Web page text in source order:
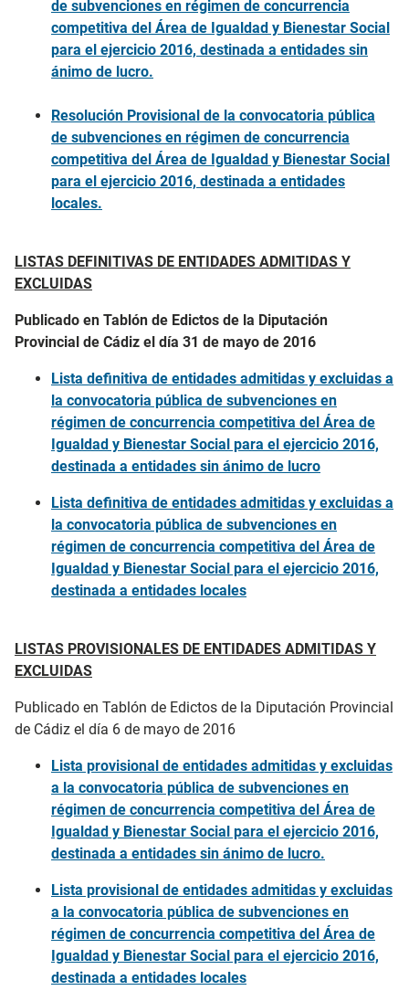
de subvenciones en régimen de concurrencia
competitiva del Área de Igualdad y Bienestar Social
para el ejercicio 2016, destinada a entidades sin
ánimo de lucro.
Resolución Provisional de la convocatoria pública
de subvenciones en régimen de concurrencia
competitiva del Área de Igualdad y Bienestar Social
para el ejercicio 2016, destinada a entidades
locales.
LISTAS DEFINITIVAS DE ENTIDADES ADMITIDAS Y
EXCLUIDAS
Publicado en Tablón de Edictos de la Diputación
Provincial de Cádiz el día 31 de mayo de 2016
Lista definitiva de entidades admitidas y excluidas a
la convocatoria pública de subvenciones en
régimen de concurrencia competitiva del Área de
Igualdad y Bienestar Social para el ejercicio 2016,
destinada a entidades sin ánimo de lucro
Lista definitiva de entidades admitidas y excluidas a
la convocatoria pública de subvenciones en
régimen de concurrencia competitiva del Área de
Igualdad y Bienestar Social para el ejercicio 2016,
destinada a entidades locales
LISTAS PROVISIONALES DE ENTIDADES ADMITIDAS Y
EXCLUIDAS
Publicado en Tablón de Edictos de la Diputación Provincial
de Cádiz el día 6 de mayo de 2016
Lista provisional de entidades admitidas y excluidas
a la convocatoria pública de subvenciones en
régimen de concurrencia competitiva del Área de
Igualdad y Bienestar Social para el ejercicio 2016,
destinada a entidades sin ánimo de lucro.
Lista provisional de entidades admitidas y excluidas
a la convocatoria pública de subvenciones en
régimen de concurrencia competitiva del Área de
Igualdad y Bienestar Social para el ejercicio 2016,
destinada a entidades locales